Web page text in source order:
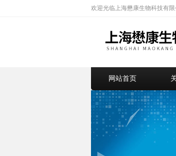
欢迎光临上海懋康生物科技有限
网站首页